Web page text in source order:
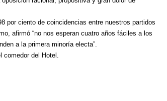
por ciento de coincidencias entre nuestros partidos
afirmó “no nos esperan cuatro años fáciles a los
a la primera minoría electa”.
del Hotel.